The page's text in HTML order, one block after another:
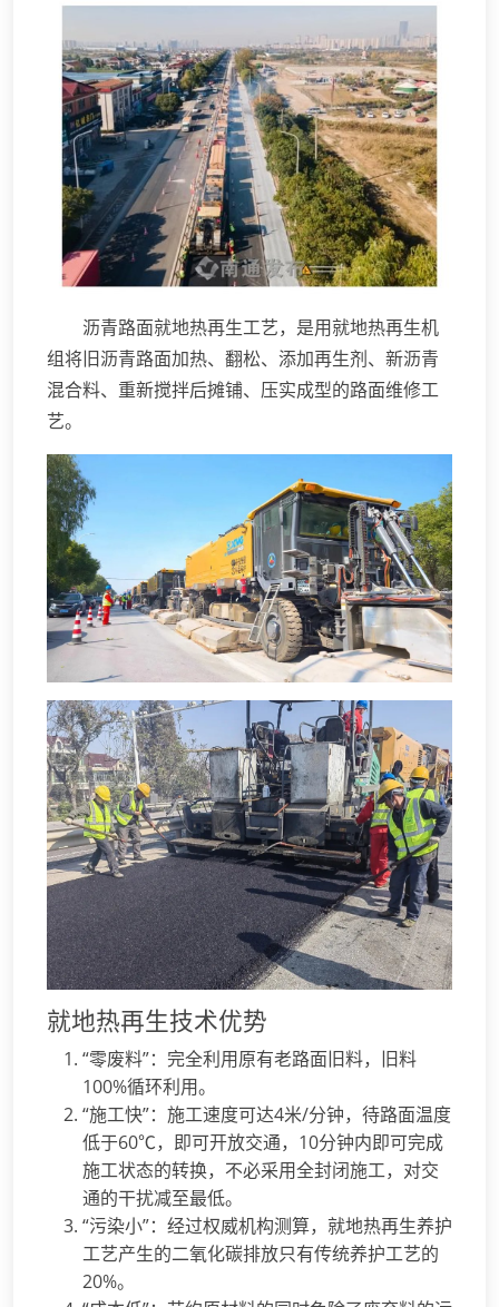
沥青路面就地热再生工艺，是用就地热再生机
组将旧沥青路面加热、翻松、添加再生剂、新沥青
混合料、重新搅拌后摊铺、压实成型的路面维修工
艺。
就地热再生技术优势
“零废料”：完全利用原有老路面旧料，旧料
100%循环利用。
“施工快”：施工速度可达4米/分钟，待路面温度
低于60℃，即可开放交通，10分钟内即可完成
施工状态的转换，不必采用全封闭施工，对交
通的干扰减至最低。
“污染小”：经过权威机构测算，就地热再生养护
工艺产生的二氧化碳排放只有传统养护工艺的
20%。